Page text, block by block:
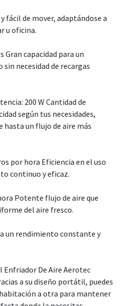
fácil de mover, adaptándose a
u oficina.
Gran capacidad para un
necesidad de recargas
200 W Cantidad de
según tus necesidades,
hasta un flujo de aire más
por hora Eficiencia en el uso
continuo y eficaz.
Potente flujo de aire que
del aire fresco.
un rendimiento constante y
Enfriador De Aire Aerotec
a su diseño portátil, puedes
a otra para mantener